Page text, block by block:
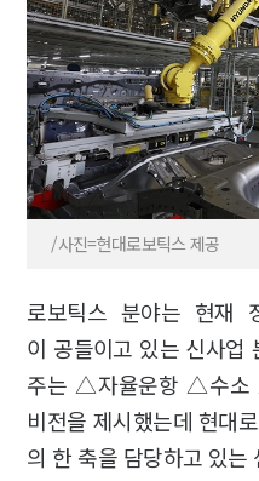
/사진=현대로보틱스 제공
로보틱스 분야는 현재
이 공들이고 있는 신사업
주는 △자율운항 △수소
비전을 제시했는데 현대
의 한 축을 담당하고 있는